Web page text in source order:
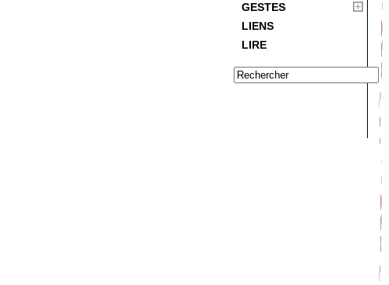
GESTES
LIENS
LIRE